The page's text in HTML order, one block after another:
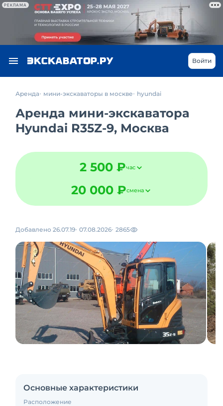
РЕКЛАМА
Войти
Аренда мини-экскаваторы в москве hyundai
Аренда мини-экскаватора
Hyundai R35Z-9, Москва
2 500 ₽час
20 000 ₽смена
Добавлено 26.07.19 07.08.2026 2865
Основные характеристики
Расположение